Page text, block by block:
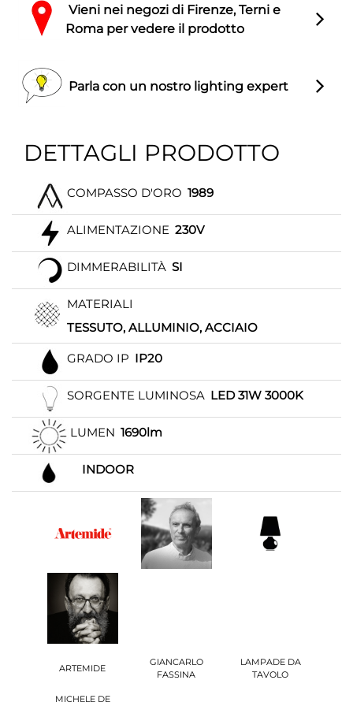
Vieni nei negozi di Firenze, Terni e
Roma per vedere il prodotto
Parla con un nostro lighting expert
DETTAGLI PRODOTTO
COMPASSO D'ORO 1989
ALIMENTAZIONE 230V
DIMMERABILITÀ SI
MATERIALI
TESSUTO, ALLUMINIO, ACCIAIO
GRADO IP IP20
SORGENTE LUMINOSA LED 31W 3000K
LUMEN 1690lm
INDOOR
ARTEMIDE
GIANCARLO
FASSINA
LAMPADE DA
TAVOLO
MICHELE DE